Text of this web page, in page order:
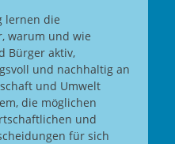
lernen die
warum und wie
Bürger aktiv,
und nachhaltig an
und Umwelt
die möglichen
und
für sich